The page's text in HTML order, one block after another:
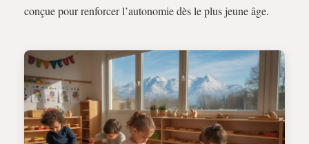
conçue pour renforcer l’autonomie dès le plus jeune âge.